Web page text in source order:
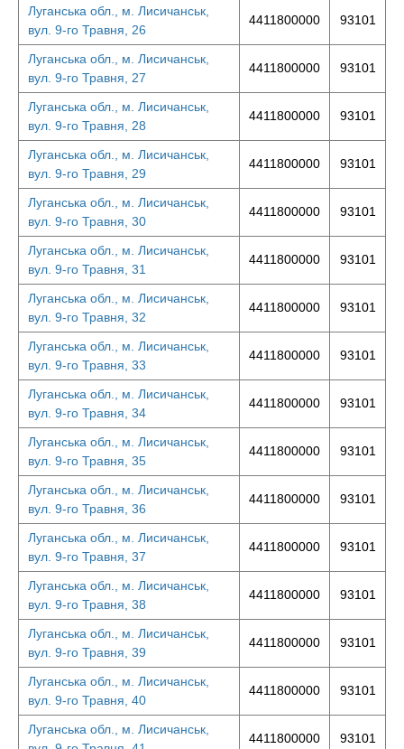
Луганська обл., м. Лисичанськ,
вул. 9-го Травня, 26
4411800000 93101
Луганська обл., м. Лисичанськ,
вул. 9-го Травня, 27
4411800000 93101
Луганська обл., м. Лисичанськ,
вул. 9-го Травня, 28
4411800000 93101
Луганська обл., м. Лисичанськ,
вул. 9-го Травня, 29
4411800000 93101
Луганська обл., м. Лисичанськ,
вул. 9-го Травня, 30
4411800000 93101
Луганська обл., м. Лисичанськ,
вул. 9-го Травня, 31
4411800000 93101
Луганська обл., м. Лисичанськ,
вул. 9-го Травня, 32
4411800000 93101
Луганська обл., м. Лисичанськ,
вул. 9-го Травня, 33
4411800000 93101
Луганська обл., м. Лисичанськ,
вул. 9-го Травня, 34
4411800000 93101
Луганська обл., м. Лисичанськ,
вул. 9-го Травня, 35
4411800000 93101
Луганська обл., м. Лисичанськ,
вул. 9-го Травня, 36
4411800000 93101
Луганська обл., м. Лисичанськ,
вул. 9-го Травня, 37
4411800000 93101
Луганська обл., м. Лисичанськ,
вул. 9-го Травня, 38
4411800000 93101
Луганська обл., м. Лисичанськ,
вул. 9-го Травня, 39
4411800000 93101
Луганська обл., м. Лисичанськ,
вул. 9-го Травня, 40
4411800000 93101
Луганська обл., м. Лисичанськ,
4411800000 93101